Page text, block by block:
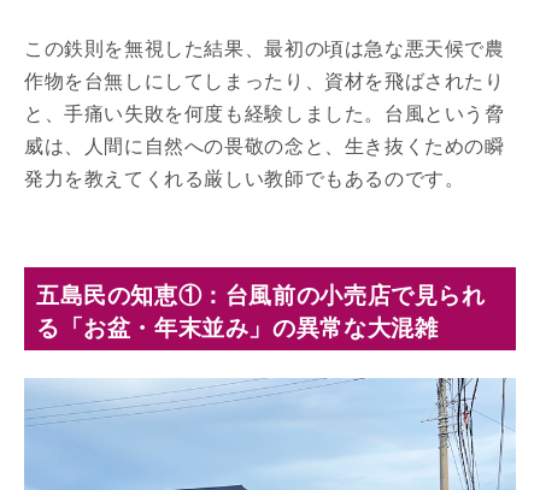
この鉄則を無視した結果、最初の頃は急な悪天候で農
作物を台無しにしてしまったり、資材を飛ばされたり
と、手痛い失敗を何度も経験しました。台風という脅
威は、人間に自然への畏敬の念と、生き抜くための瞬
発力を教えてくれる厳しい教師でもあるのです。
五島民の知恵①：台風前の小売店で見られ
る「お盆・年末並み」の異常な大混雑